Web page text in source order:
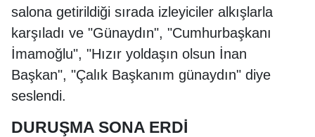
salona getirildiği sırada izleyiciler alkışlarla
karşıladı ve "Günaydın", "Cumhurbaşkanı
İmamoğlu", "Hızır yoldaşın olsun İnan
Başkan", "Çalık Başkanım günaydın" diye
seslendi.
DURUŞMA SONA ERDİ